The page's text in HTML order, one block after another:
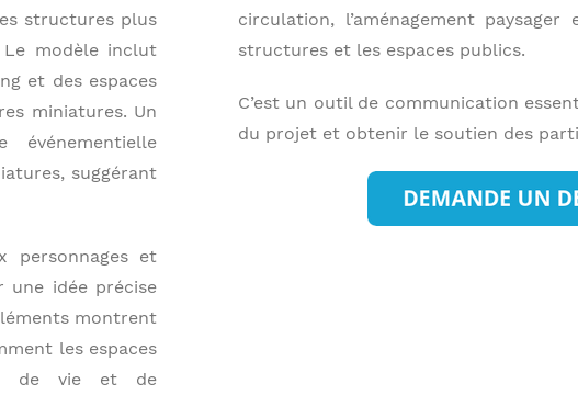
structures plus
Le modèle inclut
et des espaces
miniatures. Un
suggérant
personnages et
une idée précise
montrent
les espaces
de vie et de
circulation, l’aménagement
structures et les espaces publics.
C’est un outil de communication
du projet et obtenir le soutien des